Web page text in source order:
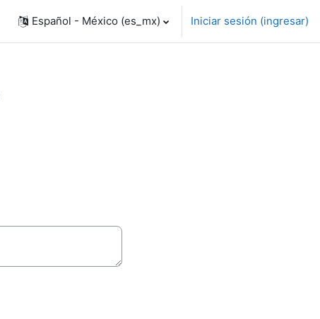
Español - México ‎(es_mx)‎ Iniciar sesión (ingresar)